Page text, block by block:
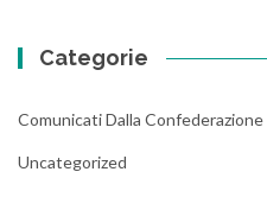
Categorie
Comunicati Dalla Confederazione
Uncategorized